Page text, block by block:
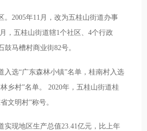
。2005年11月，改为五桂山街道办事
，五桂山街道辖1个社区、4个行政
马槽村商业街82号。
入选“广东森林小镇”名单，桂南村入选
乡村”名单。 2020年，五桂山街道桂
文明村”称号。
实现地区生产总值23.41亿元，比上年